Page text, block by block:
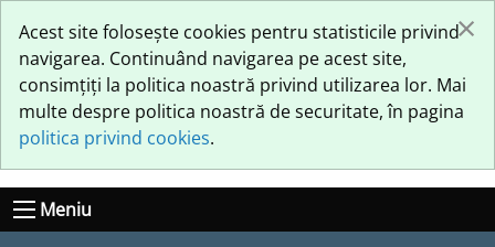
Acest site folosește cookies pentru statisticile privind
navigarea. Continuând navigarea pe acest site,
consimțiți la politica noastră privind utilizarea lor. Mai
multe despre politica noastră de securitate, în pagina
politica privind cookies.
×
Meniu